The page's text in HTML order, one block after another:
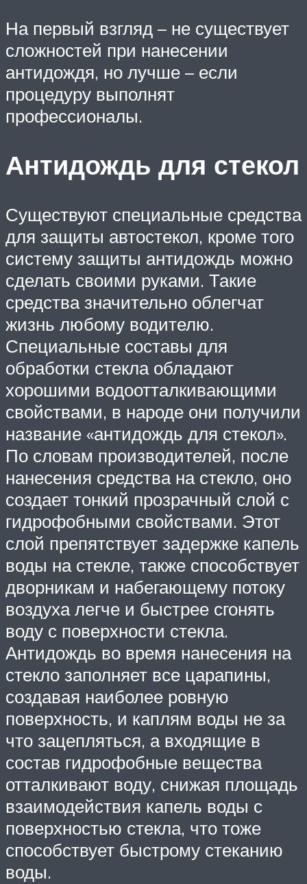
На первый взгляд – не существует
сложностей при нанесении
антидождя, но лучше – если
процедуру выполнят
профессионалы.
Антидождь для стекол
Существуют специальные средства
для защиты автостекол, кроме того
систему защиты антидождь можно
сделать своими руками. Такие
средства значительно облегчат
жизнь любому водителю.
Специальные составы для
обработки стекла обладают
хорошими водоотталкивающими
свойствами, в народе они получили
название «антидождь для стекол».
По словам производителей, после
нанесения средства на стекло, оно
создает тонкий прозрачный слой с
гидрофобными свойствами. Этот
слой препятствует задержке капель
воды на стекле, также способствует
дворникам и набегающему потоку
воздуха легче и быстрее сгонять
воду с поверхности стекла.
Антидождь во время нанесения на
стекло заполняет все царапины,
создавая наиболее ровную
поверхность, и каплям воды не за
что зацепляться, а входящие в
состав гидрофобные вещества
отталкивают воду, снижая площадь
взаимодействия капель воды с
поверхностью стекла, что тоже
способствует быстрому стеканию
воды.